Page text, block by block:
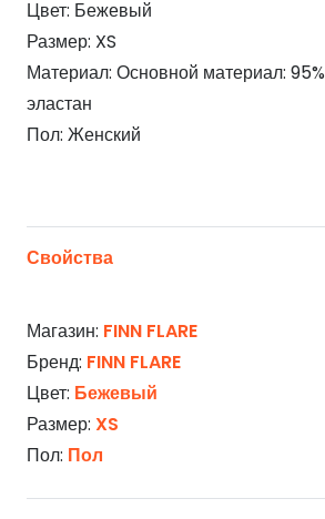
Цвет: Бежевый
Размер: XS
Материал: Основной материал:
эластан
Пол: Женский
Свойства
Магазин: FINN FLARE
Бренд: FINN FLARE
Цвет: Бежевый
Размер: XS
Пол: Пол